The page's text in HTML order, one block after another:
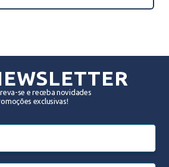
se e receba novidades
exclusivas!